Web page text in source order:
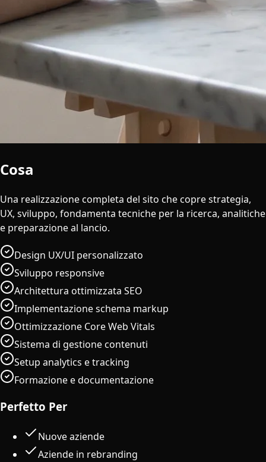
Cosa
Una realizzazione completa del sito che copre strategia,
UX, sviluppo, fondamenta tecniche per la ricerca, analitiche
e preparazione al lancio.
Design UX/UI personalizzato
Sviluppo responsive
Architettura ottimizzata SEO
Implementazione schema markup
Ottimizzazione Core Web Vitals
Sistema di gestione contenuti
Setup analytics e tracking
Formazione e documentazione
Perfetto Per
Nuove aziende
Aziende in rebranding